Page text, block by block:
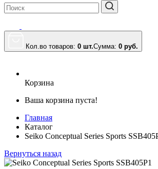
Кол.во товаров: 0 шт.Сумма: 0 руб.
Корзина
Ваша корзина пуста!
Главная
Каталог
Seiko Conceptual Series Sports
Вернуться назад